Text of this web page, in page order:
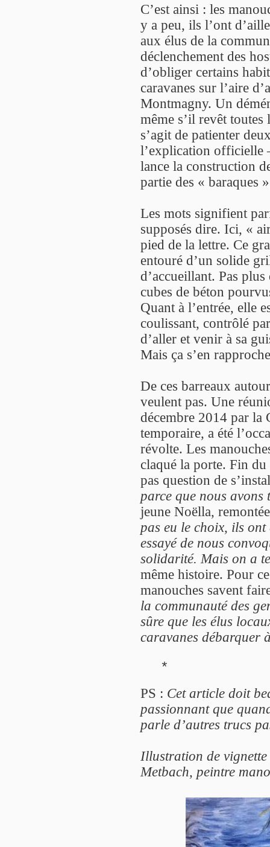
C’est ainsi : les
y a peu, ils l’ont
aux élus de la
déclenchement des
d’obliger certains
caravanes sur l’aire
Montmagny. Un
même s’il revêt
s’agit de patienter
l’explication officielle
lance la construction
partie des « baraques
Les mots signifient
supposés dire. Ici, «
pied de la lettre. Ce
entouré d’un solide
d’accueillant. Pas
cubes de béton
Quant à l’entrée, elle
coulissant, contrôlé
d’aller et venir à sa
Mais ça s’en
De ces barreaux
veulent pas. Une
décembre 2014 par la
temporaire, a été
révolte. Les
claqué la porte. Fin du
pas question de
parce que nous avons
jeune Noëlla,
pas eu le choix, ils
essayé de nous
solidarité. Mais on a
même histoire. Pour
manouches savent
la communauté des
sûre que les élus
caravanes débarquer
*
PS : Cet article doit
passionnant que
parle d’autres trucs
Illustration de
Metbach, peintre